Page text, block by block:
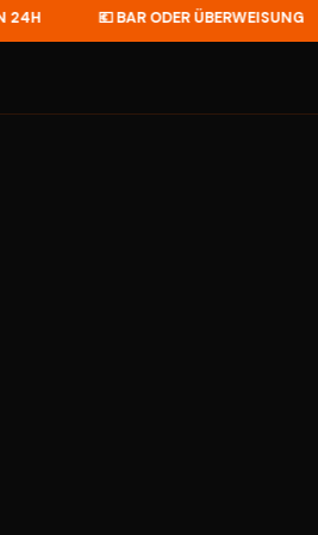
💶 BAR ODER ÜBERWEISUNG